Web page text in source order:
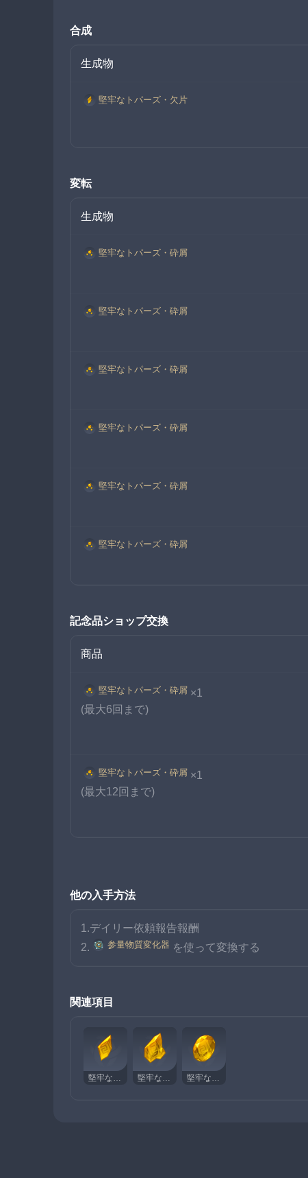
合成
生成物
堅牢なトパーズ・欠片
変転
生成物
堅牢なトパーズ・砕屑
堅牢なトパーズ・砕屑
堅牢なトパーズ・砕屑
堅牢なトパーズ・砕屑
堅牢なトパーズ・砕屑
堅牢なトパーズ・砕屑
記念品ショップ交換
商品
堅牢なトパーズ・砕屑 ×1
(最大6回まで)
堅牢なトパーズ・砕屑 ×1
(最大12回まで)
他の入手方法
1.デイリー依頼報告報酬
2.
参量物質変化器 を使って変換する
関連項目
堅牢なトパーズ・欠片 堅牢なトパーズ・塊 堅牢なトパーズ